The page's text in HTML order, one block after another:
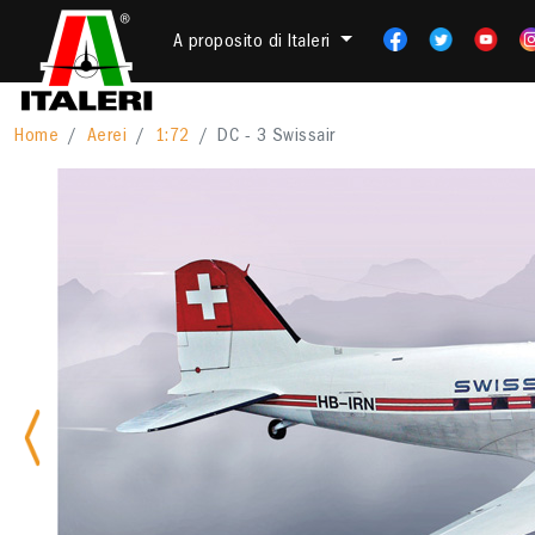
A proposito di Italeri
Home Aerei 1:72 DC - 3 Swissair
Previous